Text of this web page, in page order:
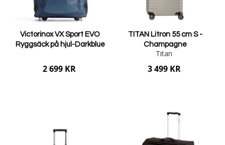
Victorinox VX Sport EVO
Ryggsäck på hjul-Darkblue
2 699 KR
TITAN Litron 55 cm S -
Champagne
Titan
3 499 KR